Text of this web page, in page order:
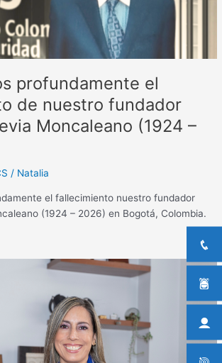
profundamente el
de nuestro fundador
Moncaleano (1924 –
/ Natalia
el fallecimiento nuestro fundador
(1924 – 2026) en Bogotá, Colombia.